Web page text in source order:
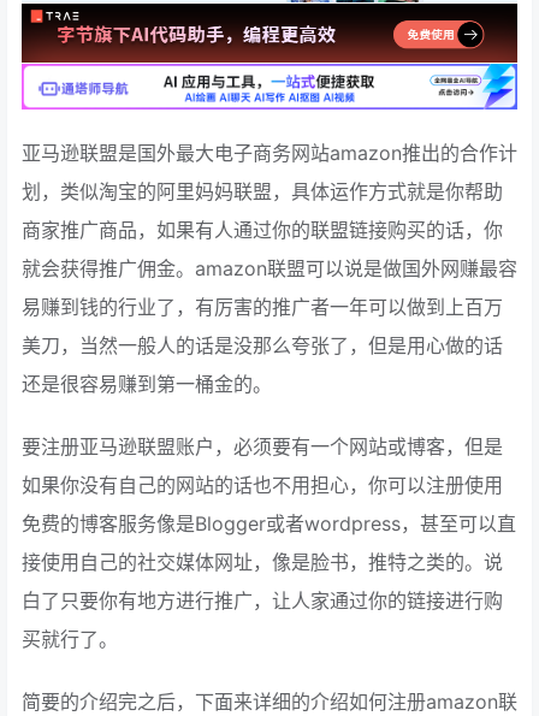
亚马逊联盟是国外最大电子商务网站amazon推出的合作计
划，类似淘宝的阿里妈妈联盟，具体运作方式就是你帮助
商家推广商品，如果有人通过你的联盟链接购买的话，你
就会获得推广佣金。amazon联盟可以说是做国外网赚最容
易赚到钱的行业了，有厉害的推广者一年可以做到上百万
美刀，当然一般人的话是没那么夸张了，但是用心做的话
还是很容易赚到第一桶金的。
要注册亚马逊联盟账户，必须要有一个网站或博客，但是
如果你没有自己的网站的话也不用担心，你可以注册使用
免费的博客服务像是Blogger或者wordpress，甚至可以直
接使用自己的社交媒体网址，像是脸书，推特之类的。说
白了只要你有地方进行推广，让人家通过你的链接进行购
买就行了。
简要的介绍完之后，下面来详细的介绍如何注册amazon联